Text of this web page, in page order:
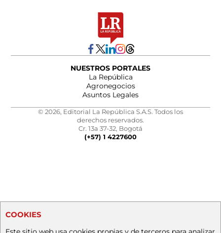
NUESTROS PORTALES
La República
Agronegocios
Asuntos Legales
© 2026, Editorial La República S.A.S. Todos los
derechos reservados.
Cr. 13a 37-32, Bogotá
(+57) 1 4227600
COOKIES